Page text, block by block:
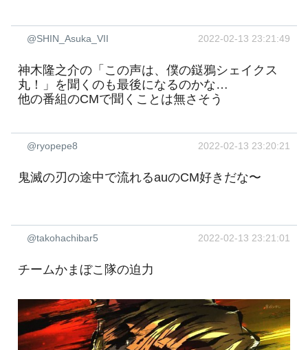
@SHIN_Asuka_VII 2022-02-13 23:21:49
神木隆之介の「この声は、僕の鎹鴉シェイクス
丸！」を聞くのも最後になるのかな…
他の番組のCMで聞くことは無さそう
@ryopepe8 2022-02-13 23:20:21
鬼滅の刃の途中で流れるauのCM好きだな〜
@takohachibar5 2022-02-13 23:21:01
チームかまぼこ隊の迫力